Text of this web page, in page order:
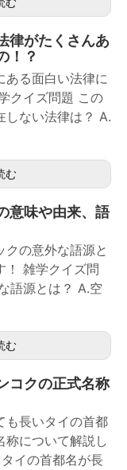
律がたくさんあ
！？
ある面白い法律に
クイズ問題 この
しない法律は？ A.
む
意味や由来、語
クの意外な語源と
！ 雑学クイズ問
語源とは？ A.空
む
コクの正式名称
も長いタイの首都
称について解説し
イの首都名が長